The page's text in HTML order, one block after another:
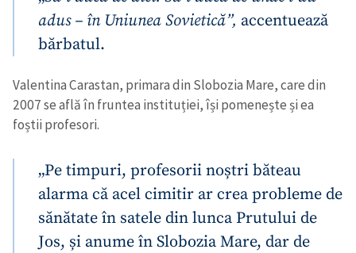
adus – în Uniunea Sovietică”, accentuează
bărbatul.
Valentina Carastan, primara din Slobozia Mare, care din
2007 se află în fruntea instituției, își pomenește și ea
foștii profesori.
„Pe timpuri, profesorii noștri băteau
alarma că acel cimitir ar crea probleme de
sănătate în satele din lunca Prutului de
Jos, și anume în Slobozia Mare, dar de